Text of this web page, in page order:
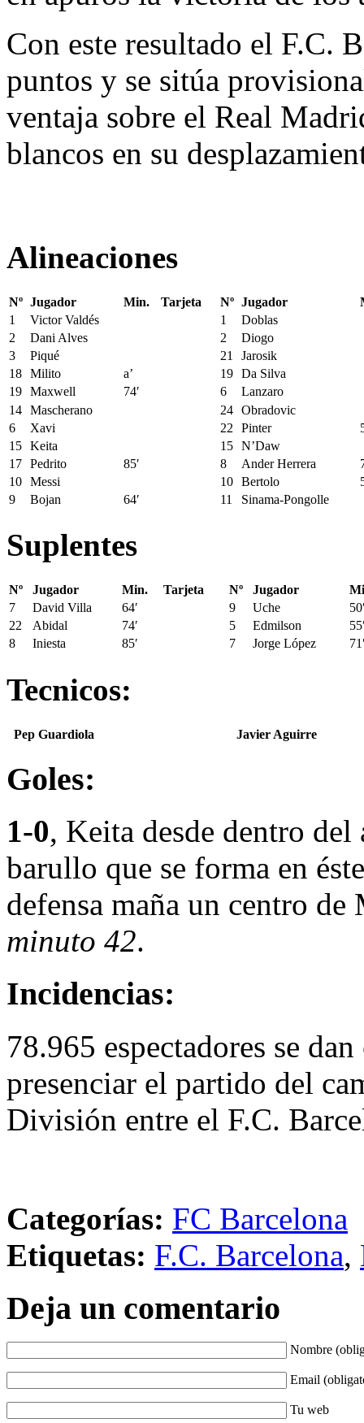
Con este resultado el F.C.
puntos y se sitúa
ventaja sobre el Real
blancos en su
Alineaciones
Nº Jugador Min. Tarjeta Nº Jugador
1
Victor Valdés 1
Doblas
2
Dani Alves 2
Diogo
3
Piqué 21
Jarosik
18 Milito a’ 19 Da Silva
19 Maxwell 74′ 6
Lanzaro
14 Mascherano 24 Obradovic
6
Xavi 22 Pinter
15 Keita 15 N’Daw
17 Pedrito 85′ 8 Ander Herrera
10 Messi 10 Bertolo
9
Bojan 64′ 11 Sinama-Pongolle
Suplentes
Nº Jugador Min. Tarjeta Nº Jugador
7
David Villa 64′ 9 Uche
22
Abidal 74′ 5 Edmilson
8
Iniesta 85′ 7 Jorge López
Tecnicos:
Pep Guardiola Javier Aguirre
Goles:
1-0, Keita desde dentro del
barullo que se forma en
defensa maña un centro
minuto 42.
Incidencias:
78.965 espectadores se
presenciar el partido del
División entre el F.C.
Categorías: FC Barcelona
Etiquetas: F.C. Barcelona,
Deja un comentario
Nombre
Email
Tu web